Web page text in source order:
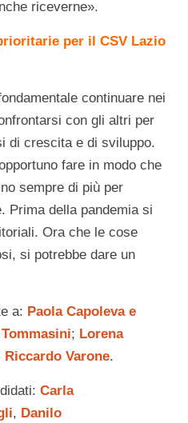
riceverne».
per il CSV Lazio
continuare nei
con gli altri per
di crescita e di sviluppo.
fare in modo che
sempre di più per
Prima della pandemia si
Ora che le cose
si potrebbe dare un
a: Paola Capoleva e
; Lorena
Riccardo Varone.
Carla
, Danilo